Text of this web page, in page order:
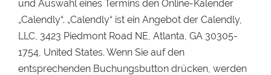
und Auswahl eines Termins den Online-Kalender
„Calendly“. „Calendly“ ist ein Angebot der Calendly,
LLC, 3423 Piedmont Road NE, Atlanta, GA 30305-
1754, United States. Wenn Sie auf den
entsprechenden Buchungsbutton drücken, werden